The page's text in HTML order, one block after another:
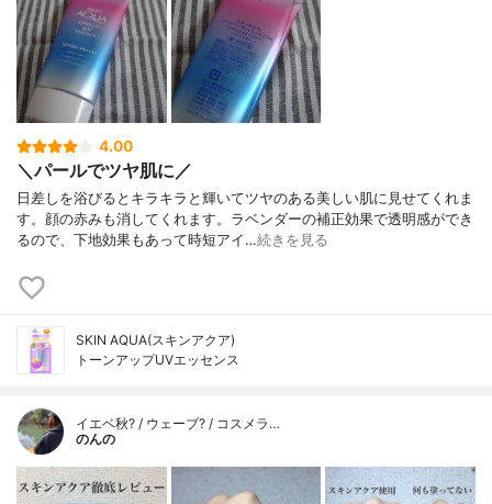
4.00
＼パールでツヤ肌に／
日差しを浴びるとキラキラと輝いてツヤのある美しい肌に見せてくれま
す。顔の赤みも消してくれます。ラベンダーの補正効果で透明感ができ
るので、下地効果もあって時短アイ…続きを見る
SKIN AQUA(スキンアクア)
トーンアップUVエッセンス
イエベ秋? / ウェーブ? / コスメラ…
のんの